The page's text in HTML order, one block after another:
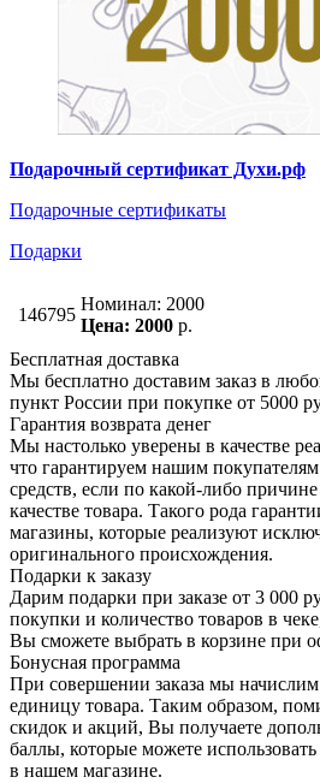
Подарочный сертификат Духи.рф
Подарочные сертификаты
Подарки
146795
Номинал: 2000
Цена: 2000 р.
Бесплатная доставка
Мы бесплатно доставим заказ в
пункт России при покупке от 5000
Гарантия возврата денег
Мы настолько уверены в качестве
что гарантируем нашим
средств, если по какой-либо
качестве товара. Такого рода
магазины, которые реализуют
оригинального происхождения.
Подарки к заказу
Дарим подарки при заказе от 3 000
покупки и количество товаров в
Вы сможете выбрать в корзине при
Бонусная программа
При совершении заказа мы
единицу товара. Таким образом,
скидок и акций, Вы получаете
баллы, которые можете
в нашем магазине.